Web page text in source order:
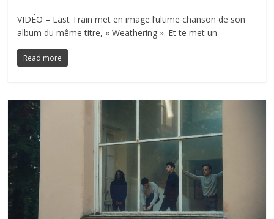
VIDÉO – Last Train met en image l’ultime chanson de son
album du même titre, « Weathering ». Et te met un
Read more